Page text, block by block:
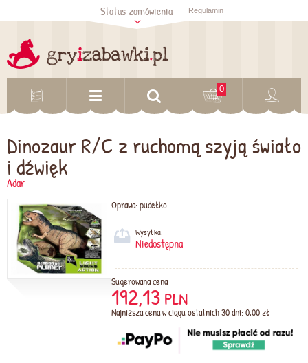
Sprawdź status
zamówienia
Status zamówienia Regulamin
0
Dinozaur R/C z ruchomą szyją świało
i dźwięk
Adar
Oprawa:pudełko
Wysyłka:
Niedostępna
Sugerowana cena
192,13 PLN
Najniższa cena w ciągu ostatnich 30 dni: 0,00 zł